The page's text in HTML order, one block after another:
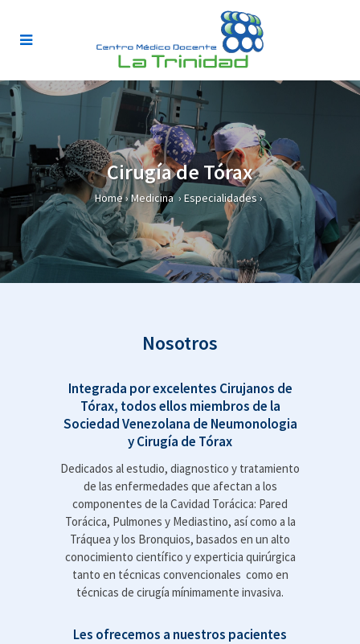
Cirugía de Tórax
Home›Medicina › Especialidades›
Nosotros
Integrada por excelentes Cirujanos de
Tórax, todos ellos miembros de la
Sociedad Venezolana de Neumonologia
y Cirugía de Tórax
Dedicados al estudio, diagnostico y tratamiento
de las enfermedades que afectan a los
componentes de la Cavidad Torácica: Pared
Torácica, Pulmones y Mediastino, así como a la
Tráquea y los Bronquios, basados en un alto
conocimiento científico y experticia quirúrgica
tanto en técnicas convencionales como en
técnicas de cirugía mínimamente invasiva.
Les ofrecemos a nuestros pacientes